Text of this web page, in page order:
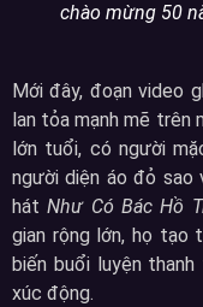
chào mừng 50
Mới đây, đoạn video
lan tỏa mạnh mẽ trên
lớn tuổi, có người
người diện áo đỏ sao
hátNhư Có Bác Hồ
gian rộng lớn, họ tạo
biến buổi luyện
xúc động.